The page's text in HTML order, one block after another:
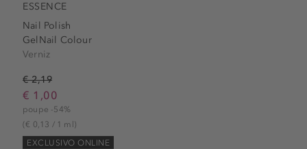
ESSENCE
Nail Polish
GelNail Colour
Verniz
€ 2,19
€ 1,00
poupe -54%
(€ 0,13 / 1 ml)
EXCLUSIVO ONLINE